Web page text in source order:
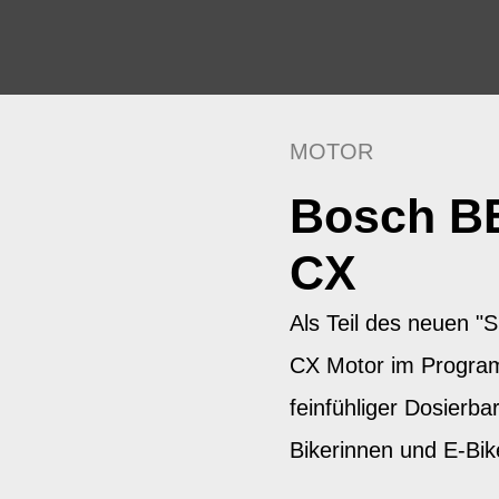
MOTOR
Bosch
CX
Als Teil des neuen
CX Motor im
feinfühliger
Bikerinnen und E-